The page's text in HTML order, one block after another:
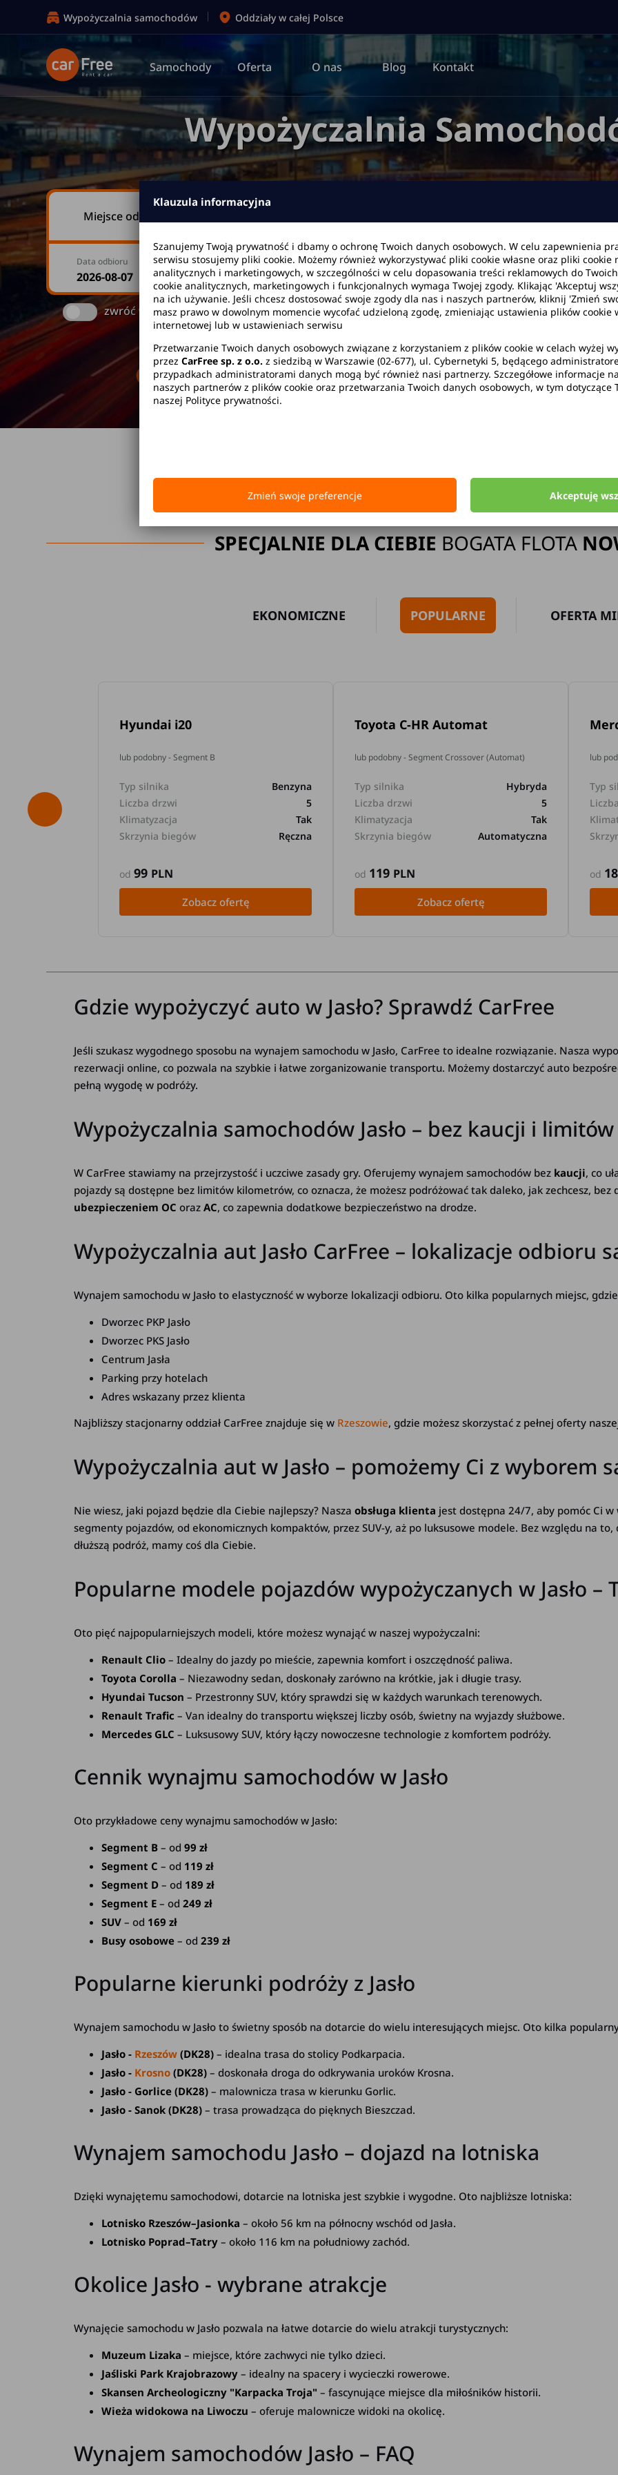
Wypożyczalnia
Miejsce odbioru
Data odbioru Godzina Data zwrotu Godzina
zwróć w innym miejscu
Brak kaucji Brak limitu kilometrów Bezpłatne
Wypożyczalnia samochodów Oddziały w całej Polsce
Samochody Oferta O nas Blog Kontakt
SPECJALNIE DLA CIEBIEBOGATA FLOTA
EKONOMICZNE POPULARNE OFERTA
Hyundai i20
lub podobny - Segment B
Typ silnika
Benzyna
Liczba drzwi
5
Klimatyzacja
Tak
Skrzynia biegów
Ręczna
od99 PLN
Zobacz ofertę
Toyota C-HR Automat
lub podobny - Segment Crossover (Automat)
Typ silnika
Hybryda
Liczba drzwi
5
Klimatyzacja
Tak
Skrzynia biegów
Automatyczna
od 119 PLN
Zobacz ofertę
lub
Typ
od
Gdzie wypożyczyć auto w Jasło? Sprawdź CarFree
Jeśli szukasz wygodnego sposobu na wynajem samochodu w Jasło, CarFree to idealne rozwiązanie. Nasza
rezerwacji online, co pozwala na szybkie i łatwe zorganizowanie transportu. Możemy dostarczyć auto
pełną wygodę w podróży.
Wypożyczalnia samochodów Jasło – bez kaucji i limitów
W CarFree stawiamy na przejrzystość i uczciwe zasady gry. Oferujemy wynajem samochodów bez kaucji, co
pojazdy są dostępne bez limitów kilometrów, co oznacza, że możesz podróżować tak daleko, jak zechcesz,
ubezpieczeniem OC orazAC, co zapewnia dodatkowe bezpieczeństwo na drodze.
Wypożyczalnia aut Jasło CarFree – lokalizacje odbioru
Wynajem samochodu w Jasło to elastyczność w wyborze lokalizacji odbioru. Oto kilka popularnych miejsc,
Dworzec PKP Jasło
Dworzec PKS Jasło
Centrum Jasła
Parking przy hotelach
Adres wskazany przez klienta
Najbliższy stacjonarny oddział CarFree znajduje się w Rzeszowie, gdzie możesz skorzystać z pełnej oferty
Wypożyczalnia aut w Jasło – pomożemy Ci z wyborem
Nie wiesz, jaki pojazd będzie dla Ciebie najlepszy? Naszaobsługa klienta jest dostępna 24/7, aby pomóc Ci
segmenty pojazdów, od ekonomicznych kompaktów, przez SUV-y, aż po luksusowe modele. Bez względu na
dłuższą podróż, mamy coś dla Ciebie.
Popularne modele pojazdów wypożyczanych w Jasło –
Oto pięć najpopularniejszych modeli, które możesz wynająć w naszej wypożyczalni:
Renault Clio – Idealny do jazdy po mieście, zapewnia komfort i oszczędność paliwa.
Toyota Corolla – Niezawodny sedan, doskonały zarówno na krótkie, jak i długie trasy.
Hyundai Tucson – Przestronny SUV, który sprawdzi się w każdych warunkach terenowych.
Renault Trafic – Van idealny do transportu większej liczby osób, świetny na wyjazdy służbowe.
Mercedes GLC – Luksusowy SUV, który łączy nowoczesne technologie z komfortem podróży.
Cennik wynajmu samochodów w Jasło
Oto przykładowe ceny wynajmu samochodów w Jasło:
Segment B – od99 zł
Segment C – od 119 zł
Segment D – od 189 zł
Segment E – od249 zł
SUV – od 169 zł
Busy osobowe – od239 zł
Popularne kierunki podróży z Jasło
Wynajem samochodu w Jasło to świetny sposób na dotarcie do wielu interesujących miejsc. Oto kilka
Jasło - Rzeszów (DK28) – idealna trasa do stolicy Podkarpacia.
Jasło - Krosno (DK28) – doskonała droga do odkrywania uroków Krosna.
Jasło - Gorlice (DK28) – malownicza trasa w kierunku Gorlic.
Jasło - Sanok (DK28) – trasa prowadząca do pięknych Bieszczad.
Wynajem samochodu Jasło – dojazd na lotniska
Dzięki wynajętemu samochodowi, dotarcie na lotniska jest szybkie i wygodne. Oto najbliższe lotniska:
Lotnisko Rzeszów–Jasionka – około 56 km na północny wschód od Jasła.
Lotnisko Poprad–Tatry – około 116 km na południowy zachód.
Okolice Jasło - wybrane atrakcje
Wynajęcie samochodu w Jasło pozwala na łatwe dotarcie do wielu atrakcji turystycznych:
Muzeum Lizaka – miejsce, które zachwyci nie tylko dzieci.
Jaśliski Park Krajobrazowy – idealny na spacery i wycieczki rowerowe.
Skansen Archeologiczny "Karpacka Troja" – fascynujące miejsce dla miłośników historii.
Wieża widokowa na Liwoczu – oferuje malownicze widoki na okolicę.
Wynajem samochodów Jasło – FAQ
Klauzula informacyjna
Szanujemy Twoją prywatność i dbamy o ochronę Twoich danych osobowych. W celu zapewnienia
serwisu stosujemy pliki cookie. Możemy również wykorzystywać pliki cookie własne oraz pliki cookie
analitycznych i marketingowych, w szczególności w celu dopasowania treści reklamowych do
cookie analitycznych, marketingowych i funkcjonalnych wymaga Twojej zgody. Klikając 'Akceptuj
na ich używanie. Jeśli chcesz dostosować swoje zgody dla nas i naszych partnerów, kliknij 'Zmień
masz prawo w dowolnym momencie wycofać udzieloną zgodę, zmieniając ustawienia plików cookie
internetowej lub w ustawieniach serwisu
Przetwarzanie Twoich danych osobowych związane z korzystaniem z plików cookie w celach wyżej
przez CarFree sp. z o.o. z siedzibą w Warszawie (02-677), ul. Cybernetyki 5, będącego
przypadkach administratorami danych mogą być również nasi partnerzy. Szczegółowe informacje
naszych partnerów z plików cookie oraz przetwarzania Twoich danych osobowych, w tym
naszej Polityce prywatności.
Zmień swoje preferencje Akceptuję